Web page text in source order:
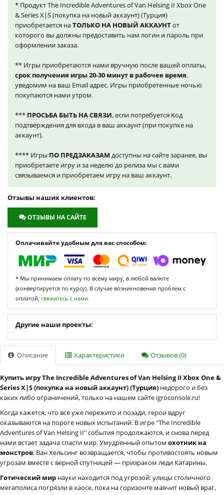
* Продукт The Incredible Adventures of Van Helsing II Xbox One
& Series X|S (покупка на новый аккаунт) (Турция)
приобретается наТОЛЬКО НА НОВЫЙ АККАУНТот
которого вы должны предоставить нам логин и пароль при
оформлении заказа.
** Игры приобретаются нами вручную после вашей оплаты,
срок получения игры 20-30 минут в рабочее время,
уведомим на ваш Email адрес. Игры приобретенные ночью
покупаются нами утром.
*** ПРОСЬБА БЫТЬ НА СВЯЗИ, если потребуется Код
подтверждения для входа в ваш аккаунт (при покупке на
аккаунт).
**** Игры ПО ПРЕДЗАКАЗАМ доступны на сайте заранее, вы
приобретаете игру и за неделю до релиза мы с вами
связываемся и приобретаем игру на ваш аккаунт.
Отзывы наших клиентов:
ОТЗЫВЫ НА САЙТЕ
Оплачивайте удобным для вас способом:
* Мы принимаем оплату по всему миру, в любой валюте
(конвертируется по курсу). В случае возникновения проблем с
оплатой, свяжитесь с нами.
Другие наши проекты:
Описание Характеристики Отзывов (0)
Купить игру The Incredible Adventures of Van Helsing II Xbox One &
Series X|S (покупка на новый аккаунт) (Турция) недорого и без
каких либо ограничений, только на нашем сайте igroconsole.ru!
Когда кажется, что всё уже пережито и позади, герои вдруг
оказываются на пороге новых испытаний. В игре "The Incredible
Adventures of Van Helsing II" события продолжаются, и снова перед
нами встает задача спасти мир. Умудренный опытом охотник на
монстров, Ван Хельсинг возвращается, чтобы противостоять новым
угрозам вместе с верной спутницей — призраком леди Катарины.
Готический мир науки находится под угрозой: улицы столичного
мегаполиса погрязли в хаосе, пока на горизонте маячит новый враг,